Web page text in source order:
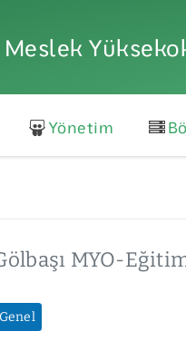
Meslek
Yönetim
MYO-
Genel